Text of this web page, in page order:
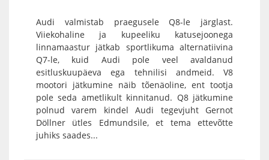
Audi valmistab praegusele Q8-le järglast.
Viiekohaline ja kupeeliku katusejoonega
linnamaastur jätkab sportlikuma alternatiivina
Q7-le, kuid Audi pole veel avaldanud
esitluskuupäeva ega tehnilisi andmeid. V8
mootori jätkumine näib tõenäoline, ent tootja
pole seda ametlikult kinnitanud. Q8 jätkumine
polnud varem kindel Audi tegevjuht Gernot
Döllner ütles Edmundsile, et tema ettevõtte
juhiks saades...